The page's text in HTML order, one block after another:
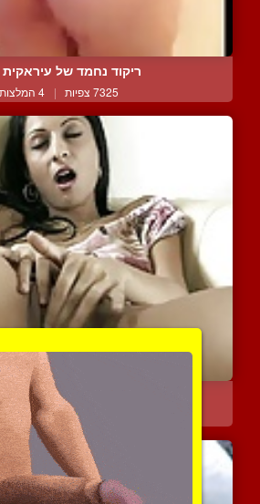
ריקוד נחמד של
7325 צפיות | 4 המלצות
תיראו איך השרלילה
| 3 המלצות